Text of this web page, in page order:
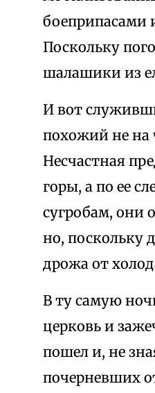
боеприпасами
Поскольку
шалашики из
И вот
похожий не на
Несчастная
горы, а по ее
сугробам, они
но, поскольку
дрожа от
В ту самую
церковь и
пошел и, не
почерневших